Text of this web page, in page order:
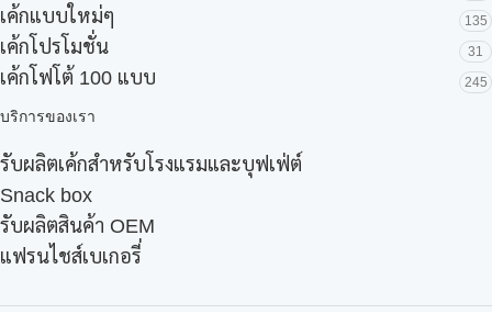
เค้กแบบใหม่ๆ 135
เค้กโปรโมชั่น 31
เค้กโฟโต้ 100 แบบ 245
บริการของเรา
รับผลิตเค้กสำหรับโรงแรมและบุฟเฟ่ต์
Snack box
รับผลิตสินค้า OEM
แฟรนไชส์เบเกอรี่